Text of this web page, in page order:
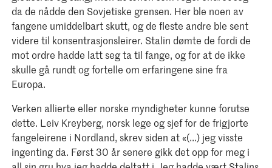
da de nådde den Sovjetiske grensen. Her ble noen av
fangene umiddelbart skutt, og de fleste andre ble sent
videre til konsentrasjonsleirer. Stalin dømte de fordi de
mot ordre hadde latt seg ta til fange, og for at de ikke
skulle gå rundt og fortelle om erfaringene sine fra
Europa.
Verken allierte eller norske myndigheter kunne forutse
dette. Leiv Kreyberg, norsk lege og sjef for de frigjorte
fangeleirene i Nordland, skrev siden at «(...) jeg visste
ingenting da. Først 30 år senere gikk det opp for meg i